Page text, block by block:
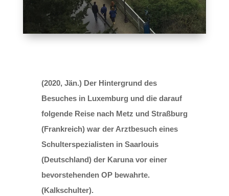
(2020, Jän.) Der Hintergrund des
Besuches in Luxemburg und die darauf
folgende Reise nach Metz und Straßburg
(Frankreich) war der Arztbesuch eines
Schulterspezialisten in Saarlouis
(Deutschland) der Karuna vor einer
bevorstehenden OP bewahrte.
(Kalkschulter).